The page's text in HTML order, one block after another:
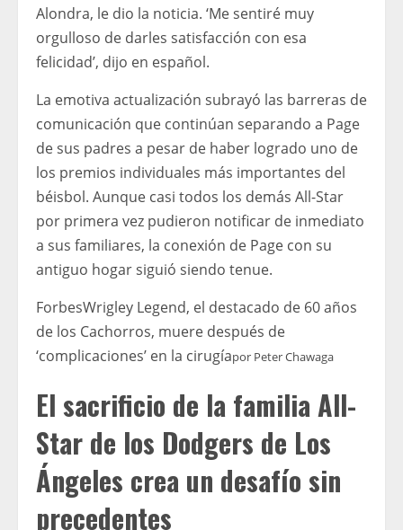
Alondra, le dio la noticia. ‘Me sentiré muy
orgulloso de darles satisfacción con esa
felicidad’, dijo en español.
La emotiva actualización subrayó las barreras de
comunicación que continúan separando a Page
de sus padres a pesar de haber logrado uno de
los premios individuales más importantes del
béisbol. Aunque casi todos los demás All-Star
por primera vez pudieron notificar de inmediato
a sus familiares, la conexión de Page con su
antiguo hogar siguió siendo tenue.
ForbesWrigley Legend, el destacado de 60 años
de los Cachorros, muere después de
‘complicaciones’ en la cirugíapor Peter Chawaga
El sacrificio de la familia All-
Star de los Dodgers de Los
Ángeles crea un desafío sin
precedentes